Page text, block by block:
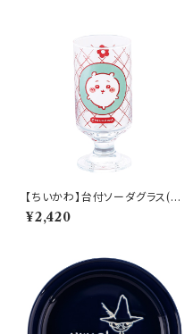
【ちいかわ】台付ソーダグラス(ち
いかわ)【CKW40】CKW41-81
3
¥2,420